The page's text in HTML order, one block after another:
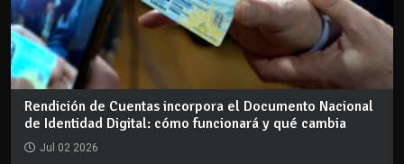
Rendición de Cuentas incorpora el Documento Nacional
de Identidad Digital: cómo funcionará y qué cambia
Jul 02 2026